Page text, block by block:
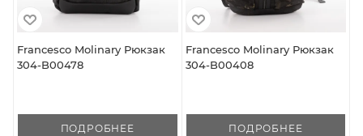
Francesco Molinary Рюкзак
304-B00478
ПОДРОБНЕЕ
Francesco Molinary Рюкзак
304-B00408
ПОДРОБНЕЕ